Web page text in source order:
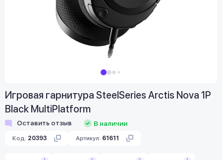
Игровая гарнитура SteelSeries Arctis Nova 1P
Black MultiPlatform
Оставить отзыв В наличии
Код: 20393 Артикул: 61611